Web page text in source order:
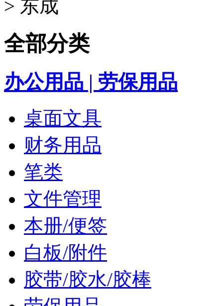
> 东成
全部分类
办公用品 | 劳保用品
桌面文具
财务用品
笔类
文件管理
本册/便签
白板/附件
胶带/胶水/胶棒